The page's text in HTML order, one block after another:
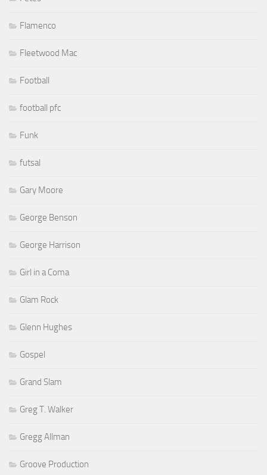
Flamenco
Fleetwood Mac
Football
football pfc
Funk
futsal
Gary Moore
George Benson
George Harrison
Girl in a Coma
Glam Rock
Glenn Hughes
Gospel
Grand Slam
Greg T. Walker
Gregg Allman
Groove Production